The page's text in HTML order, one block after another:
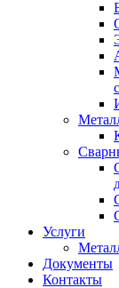
Услуги
Документы
Контакты